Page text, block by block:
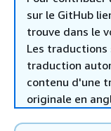
sur le GitHub
trouve dans le
Les
traduction
contenu d'une
originale en